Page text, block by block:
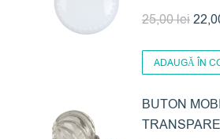
25,00lei
a
ADAUGĂ ÎN
BUTON